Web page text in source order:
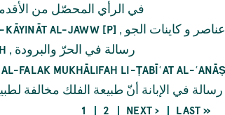
في الرأي المحصّل من
KĀYINĀT AL-JAWW [P] , و كاينات الجو
, رسالة في الحرّ والبرودة
FALAK MUKHĀLIFAH LI-ṬABĪʿAT AL-
رسالة في الإبانة أنّ طبيعة الفلك مخالفة
CURRENT
1 PAGE
2
NEXT
NEXT ›
LAST
LAST »